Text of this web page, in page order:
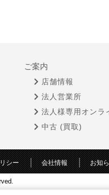
ご案内
店舗情報
法人営業所
法人様専用オンラ
中古 (買取)
シー 会社情報 お知